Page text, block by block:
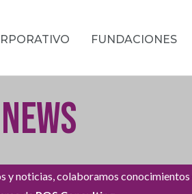
FUNDACIONES
NEWS
y noticias, colaboramos conocimientos